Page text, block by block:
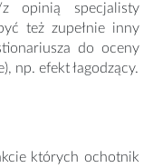
opinią specjalisty
też zupełnie inny
do oceny
np. efekt łagodzący.
których ochotnik